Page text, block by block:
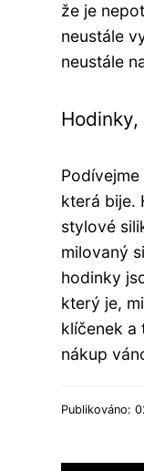
že je
neustále
neustále
Hodinky,
která bije.
stylové
milovaný
hodinky
který je,
klíčenek a
nákup
Publikováno: